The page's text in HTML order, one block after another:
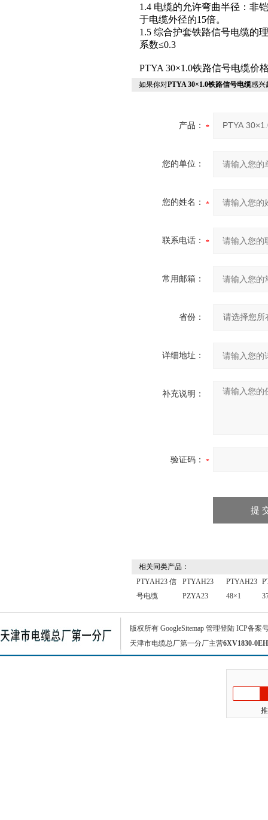
1.4 电缆的允许弯曲半径：非
于电缆外径的15倍。
1.5 综合护套铁路信号电缆的
系数≤0.3
PTYA 30×1.0铁路信号电缆价
如果你对PTYA 30×1.0铁路信号电缆感兴
产品：
您的单位：
您的姓名：
联系电话：
常用邮箱：
省份：
详细地址：
补充说明：
验证码：
相关同类产品：
PTYAH23 信
号电缆
PTYAH23
PZYA23
PTYAH23
48×1
版权所有 GoogleSitemap 管理登陆 ICP备案
天津市电缆总厂第一分厂主营6XV1830-